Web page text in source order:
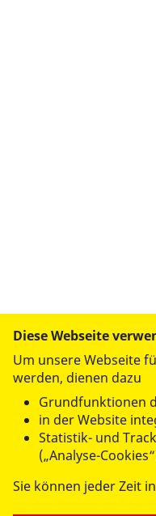
UNSERE
Hilfen zur
Fahrservice
Diese Webseite
Um unsere Webseite
werden, dienen dazu
Grundfunktionen
in der Website
Statistik- und
(„Analyse-
Sie können jeder Zeit